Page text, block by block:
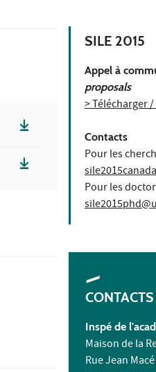
SILE 2015
Appel à
proposals
> Télécharger
Contacts
Pour les
Pour les
Inspé de
Maison de la
Rue Jean Macé